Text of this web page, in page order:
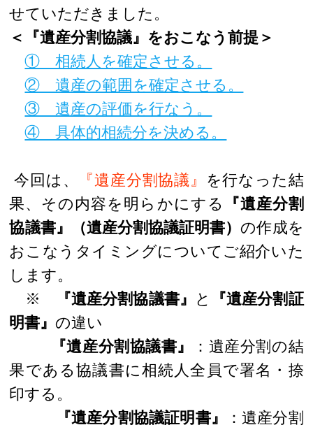
せていただきました。
＜『遺産分割協議』をおこなう前提＞
① 相続人を確定させる。
② 遺産の範囲を確定させる。
③ 遺産の評価を行なう。
④ 具体的相続分を決める。
今回は、 『遺産分割協議』 を行なった結
果、その内容を明らかにする
『遺産分割
協議書』（遺産分割協議証明書）の作成を
おこなうタイミングについてご紹介いた
します。
※
『遺産分割協議書』 と
『遺産分割証
明書』の違い
『遺産分割協議書』
：遺産分割の結
果である協議書に相続人全員で署名・捺
印する。
『遺産分割協議証明書』
：遺産分割